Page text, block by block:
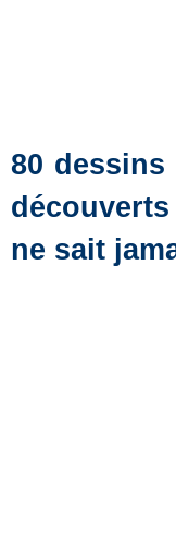
80 dessins
ne sait